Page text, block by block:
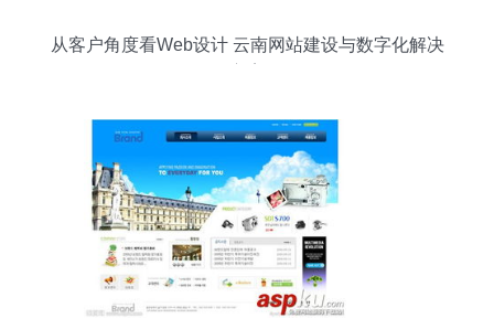
从客户角度看Web设计 云南网站建设与数字化解决